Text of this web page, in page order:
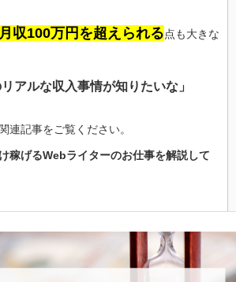
月収100万円を超えられる点も大きな
アルな収入事情が知りたいな」
連記事をご覧ください。
稼げるWebライターのお仕事を解説して